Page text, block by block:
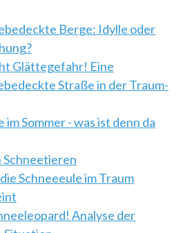
Berge: Idylle oder
Glättegefahr! Eine
Straße in der Traum-
im Sommer - was ist denn da
Schneetieren
Schneeeule im Traum
Analyse der